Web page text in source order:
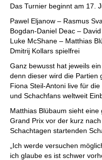
Das Turnier beginnt am 17.
Pawel Eljanow – Rasmus
Bogdan-Daniel Deac –
Luke McShane – Matthias
Dmitrij Kollars spielfrei
Ganz bewusst hat jeweils
denn dieser wird die Partien
Fiona Steil-Antoni live für
und Schachfans weltweit
Matthias Blübaum sieht
Grand Prix vor der kurz
Schachtagen startenden
„Ich werde versuchen
ich glaube es ist schwer